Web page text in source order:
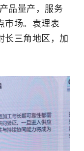
品量产，服务
市场。袁理表
长三角地区，加